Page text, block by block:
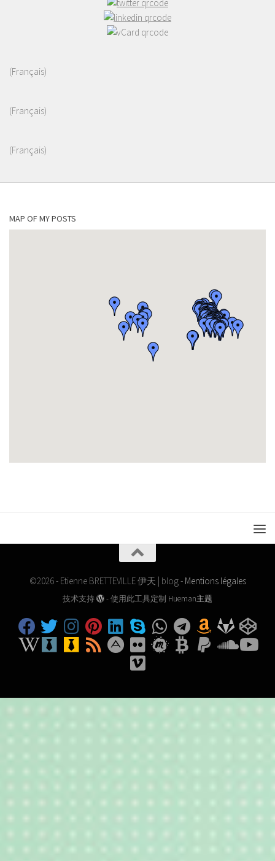
(Français)
(Français)
(Français)
MAP OF MY POSTS
©2026 - Etienne BRETTEVILLE 伊天 | blog - Mentions légales
技术支持 - 使用此工具定制 Hueman主题